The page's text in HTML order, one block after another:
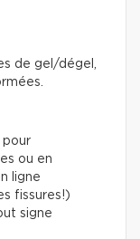
de gel/dégel,
pour
ou en
ligne
fissures!)
signe